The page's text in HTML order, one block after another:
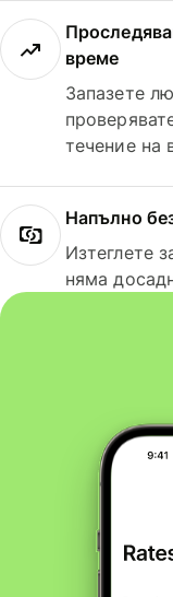
време
Запазете
течение на
Напълно
Изтеглете
няма